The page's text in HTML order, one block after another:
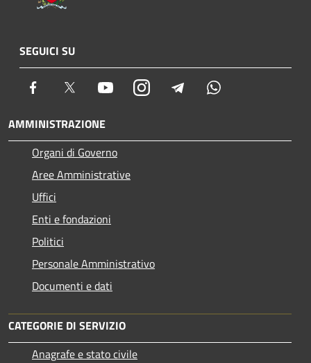
SEGUICI SU
Facebook Twitter YoutubeInstagram Telegram
AMMINISTRAZIONE
Organi di Governo
Aree Amministrative
Uffici
Enti e fondazioni
Politici
Personale Amministrativo
Documenti e dati
CATEGORIE DI SERVIZIO
Anagrafe e stato civile